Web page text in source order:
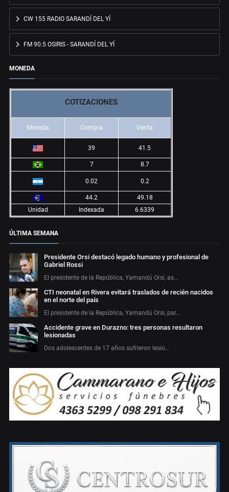
CW 155 RADIO SARANDÍ DEL YÍ
FM 90.5 OSIRIS - SARANDÍ DEL YÍ
MONEDA
COTIZACIONES
Moneda Compra Venta
39 41.5
7 8.7
0.02 0.2
44.2
49.18
Unidad
Indexada 6.6339
ÚLTIMA SEMANA
Presidente Orsi destacó legado humano y profesional de
Gabriel Rossi
El presidente de la República, Yamandú Orsi, as…
CTI neonatal en Rivera evitará traslados de recién nacidos
en el norte del país
El presidente de la República, Yamandú Orsi, par…
Accidente grave en Durazno: tres personas resultaron
lesionadas
Dos adolescentes de 17 años sufrieron lesio…